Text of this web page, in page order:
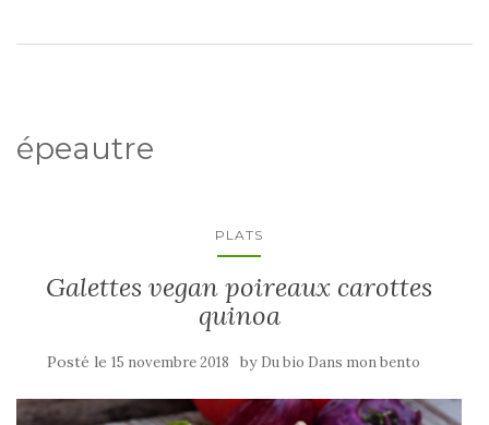
épeautre
PLATS
Galettes vegan poireaux carottes
quinoa
Posté le 15 novembre 2018 by Du bio Dans mon bento